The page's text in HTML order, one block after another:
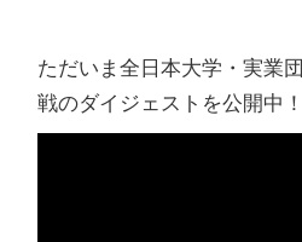
ただいま全日本大学・実業
戦のダイジェストを公開中！